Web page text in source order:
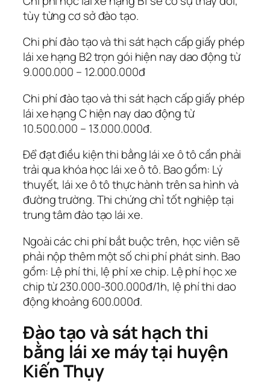
tùy từng cơ sở đào tạo.
Chi phí đào tạo và thi sát hạch cấp giấy phép
lái xe hạng B2 trọn gói hiện nay dao động từ
9.000.000 – 12.000.000đ
Chi phí đào tạo và thi sát hạch cấp giấy phép
lái xe hạng C hiện nay dao động từ
10.500.000 – 13.000.000đ.
Để đạt điều kiện thi bằng lái xe ô tô cần phải
trải qua khóa học lái xe ô tô. Bao gồm: Lý
thuyết, lái xe ô tô thực hành trên sa hình và
đường trường. Thi chứng chỉ tốt nghiệp tại
trung tâm đào tạo lái xe.
Ngoài các chi phí bắt buộc trên, học viên sẽ
phải nộp thêm một số chi phí phát sinh. Bao
gồm: Lệ phí thi, lệ phí xe chip. Lệ phí học xe
chip từ 230.000-300.000đ/1h, lệ phí thi dao
động khoảng 600.000đ.
Đào tạo và sát hạch thi
bằng lái xe máy tại huyện
Kiến Thụy